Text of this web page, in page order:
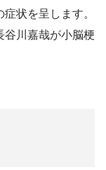
状を呈します。
谷川嘉哉が小脳梗